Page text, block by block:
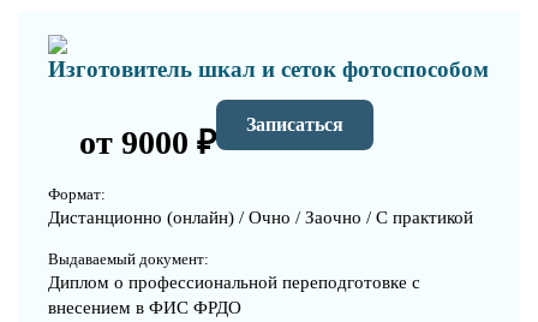
Изготовитель шкал и сеток фотоспособом
от 9000 ₽ Записаться
Формат:
Дистанционно (онлайн) / Очно / Заочно / С практикой
Выдаваемый документ:
Диплом о профессиональной переподготовке с
внесением в ФИС ФРДО